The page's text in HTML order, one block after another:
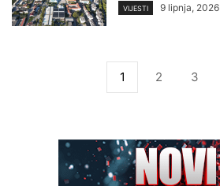
VIJESTI 9 lipnja, 2026
1 2 3